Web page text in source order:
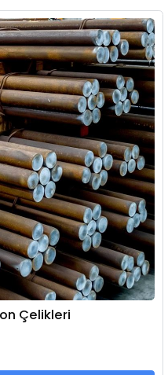
Çelikleri